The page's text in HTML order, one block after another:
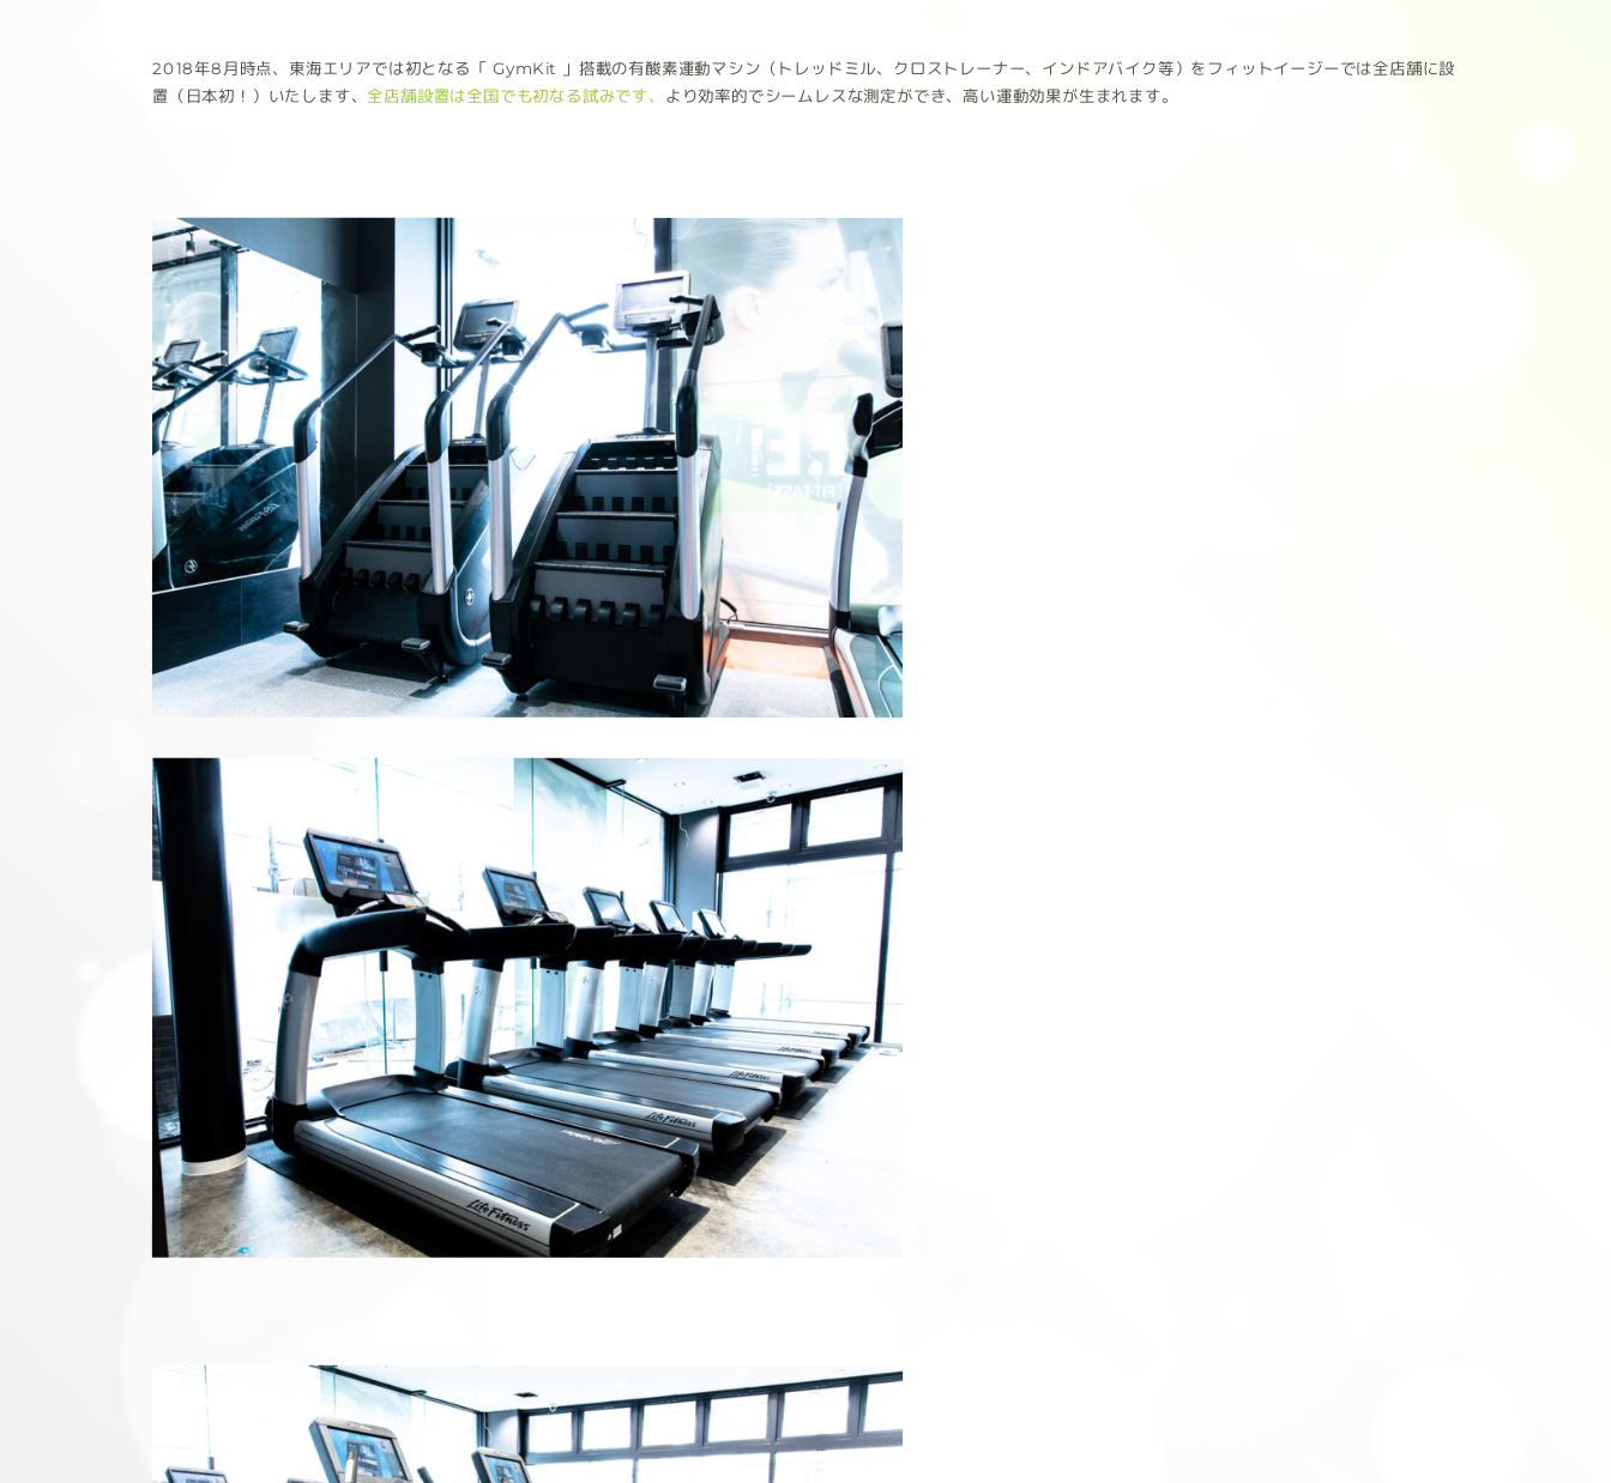
2018年8月時点、東海エリアでは初となる「 GymKit 」搭載の有酸素運動マシン（トレッドミル、クロストレーナー、インドアバイク等）をフィットイージーでは全店舗に設
置（日本初！）いたします、全店舗設置は全国でも初なる試みです、 より効率的でシームレスな測定ができ、高い運動効果が生まれます。